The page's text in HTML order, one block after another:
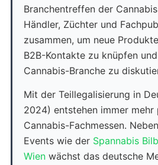
Branchentreffen der
Händler, Züchter und
zusammen, um neue
B2B-Kontakte zu knüpfen
Cannabis-Branche zu
Mit der Teillegalisierung in
2024) entstehen immer mehr
Cannabis-Fachmessen.
Events wie der Spannabis
Wien wächst das deutsche